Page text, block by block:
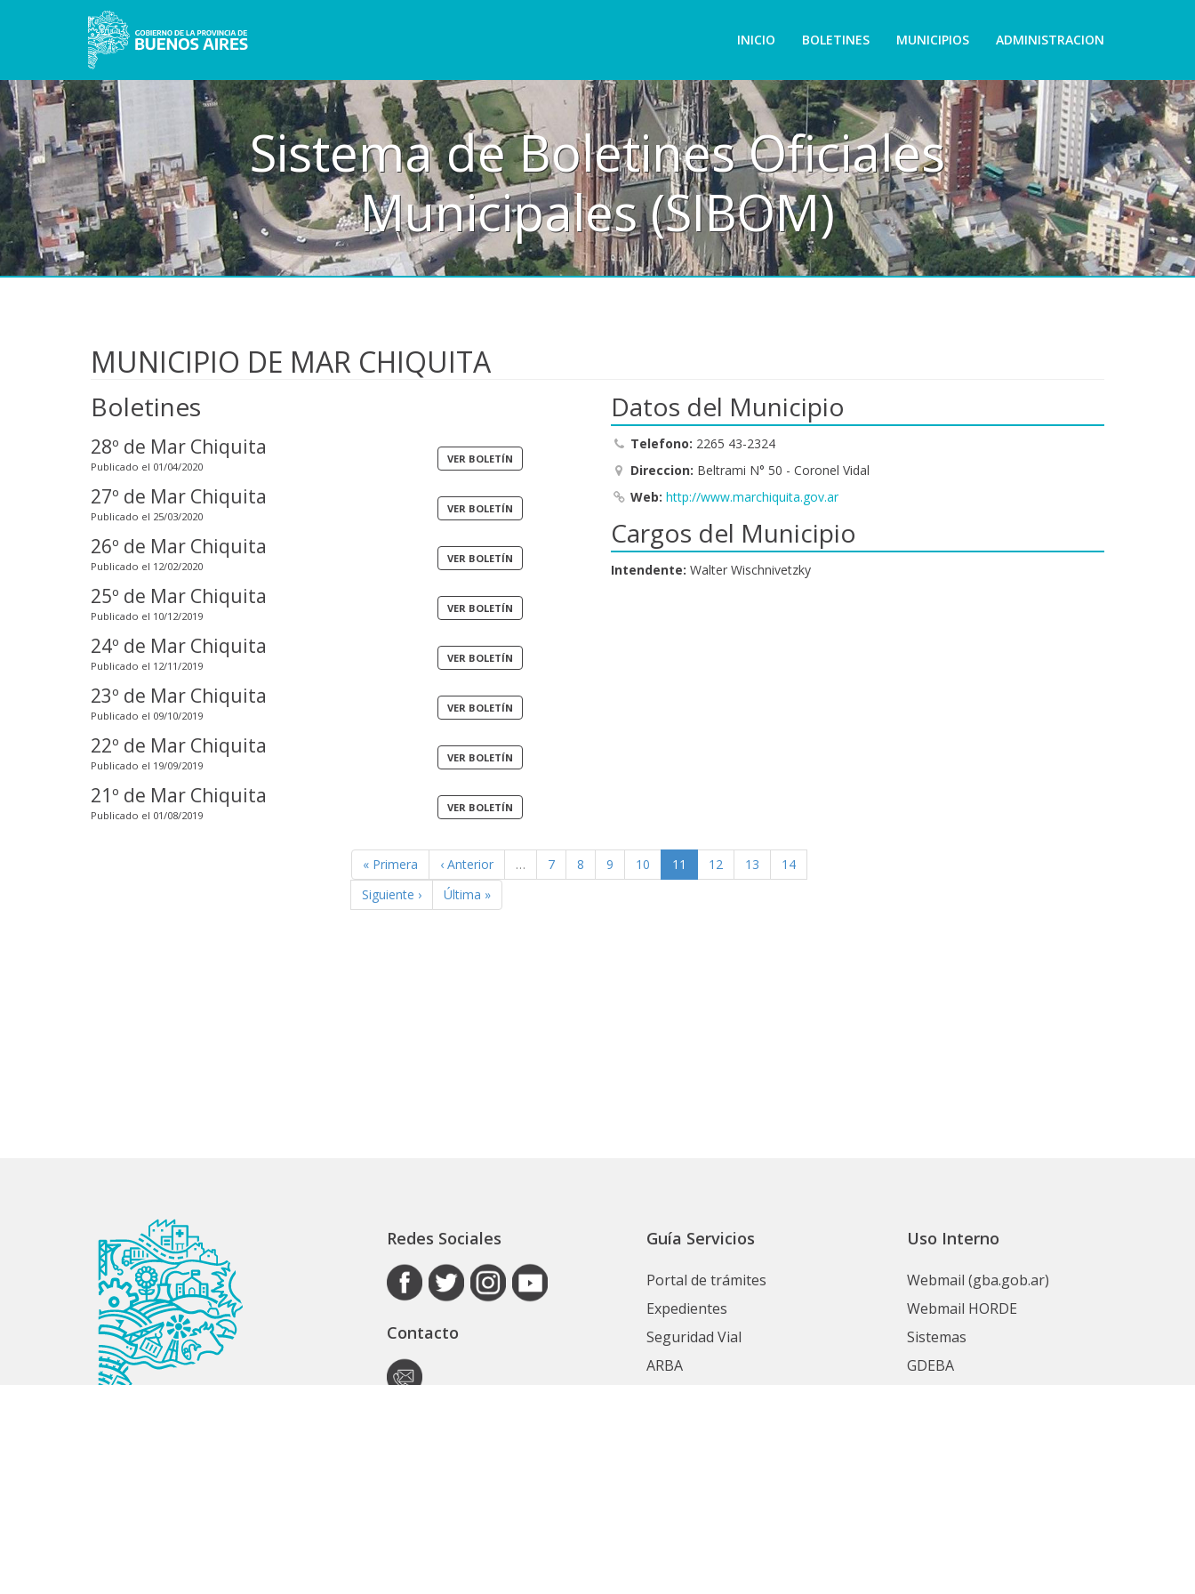
INICIO BOLETINES MUNICIPIOS ADMINISTRACION
Sistema de Boletines Oficiales
Municipales (SIBOM)
MUNICIPIO DE MAR CHIQUITA
Boletines
28º de Mar Chiquita
Publicado el 01/04/2020
27º de Mar Chiquita
Publicado el 25/03/2020
26º de Mar Chiquita
Publicado el 12/02/2020
25º de Mar Chiquita
Publicado el 10/12/2019
24º de Mar Chiquita
Publicado el 12/11/2019
23º de Mar Chiquita
Publicado el 09/10/2019
22º de Mar Chiquita
Publicado el 19/09/2019
21º de Mar Chiquita
Publicado el 01/08/2019
Datos del Municipio
Telefono: 2265 43-2324
Direccion: Beltrami N° 50 - Coronel Vidal
Web: http://www.marchiquita.gov.ar
Cargos del Municipio
Intendente: Walter Wischnivetzky
« Primera ‹ Anterior … 7 8 9 10 11 12 13
14
Siguiente ›
Última »
Redes Sociales
Contacto
Guía Servicios
Portal de trámites
Expedientes
Seguridad Vial
ARBA
Uso Interno
Webmail (gba.gob.ar)
Webmail HORDE
Sistemas
GDEBA